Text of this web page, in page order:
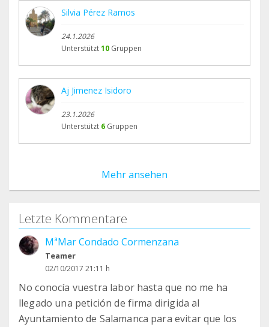
Silvia Pérez Ramos
24.1.2026
Unterstützt10 Gruppen
Aj Jimenez Isidoro
23.1.2026
Unterstützt 6 Gruppen
Mehr ansehen
Letzte Kommentare
MªMar Condado Cormenzana
Teamer
02/10/2017 21:11 h
No conocía vuestra labor hasta que no me ha
llegado una petición de firma dirigida al
Ayuntamiento de Salamanca para evitar que los